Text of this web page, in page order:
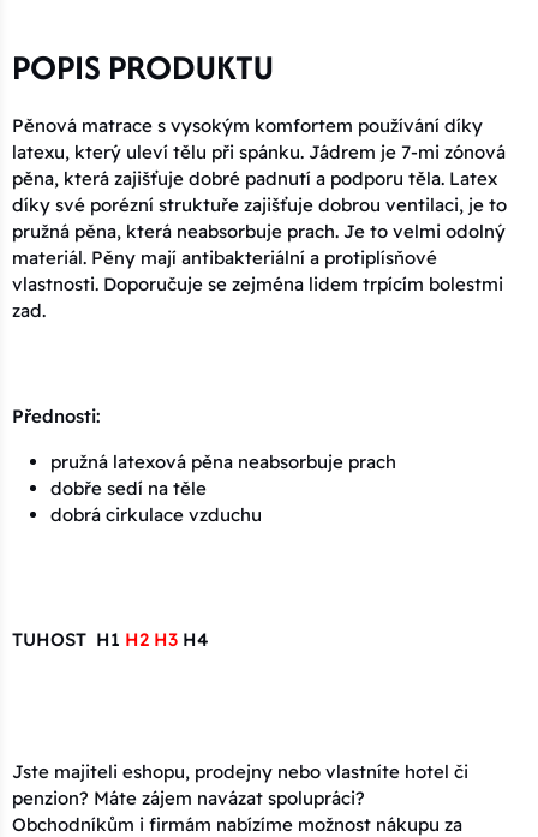
POPIS PRODUKTU
Pěnová matrace s vysokým komfortem používání díky
latexu, který uleví tělu při spánku. Jádrem je 7-mi zónová
pěna, která zajišťuje dobré padnutí a podporu těla. Latex
díky své porézní struktuře zajišťuje dobrou ventilaci, je to
pružná pěna, která neabsorbuje prach. Je to velmi odolný
materiál. Pěny mají antibakteriální a protiplísňové
vlastnosti. Doporučuje se zejména lidem trpícím bolestmi
zad.
Přednosti:
pružná latexová pěna neabsorbuje prach
dobře sedí na těle
dobrá cirkulace vzduchu
TUHOST H1 H2 H3 H4
Jste majiteli eshopu, prodejny nebo vlastníte hotel či
penzion? Máte zájem navázat spolupráci?
Obchodníkům i firmám nabízíme možnost nákupu za